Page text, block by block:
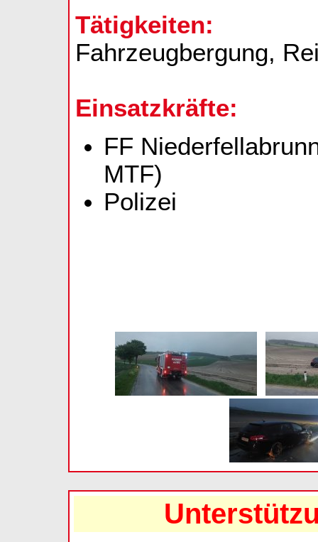
Tätigkeiten:
Fahrzeugbergung,
Einsatzkräfte:
FF
MTF)
Polizei